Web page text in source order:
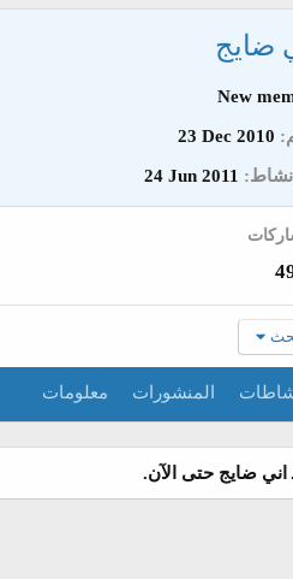
ضايج
New
23 Dec 2010
نشاط 24 Jun 2011
المنشورات معلومات
ضايج حتى الآن.